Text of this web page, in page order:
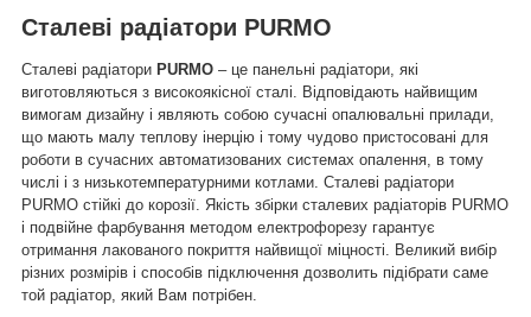
Сталеві радіатори PURMO
Сталеві радіатори PURMO – це панельні радіатори, які
виготовляються з високоякісної сталі. Відповідають найвищим
вимогам дизайну і являють собою сучасні опалювальні прилади,
що мають малу теплову інерцію і тому чудово пристосовані для
роботи в сучасних автоматизованих системах опалення, в тому
числі і з низькотемпературними котлами. Сталеві радіатори
PURMO стійкі до корозії. Якість збірки сталевих радіаторів PURMO
і подвійне фарбування методом електрофорезу гарантує
отримання лакованого покриття найвищої міцності. Великий вибір
різних розмірів і способів підключення дозволить підібрати саме
той радіатор, який Вам потрібен.